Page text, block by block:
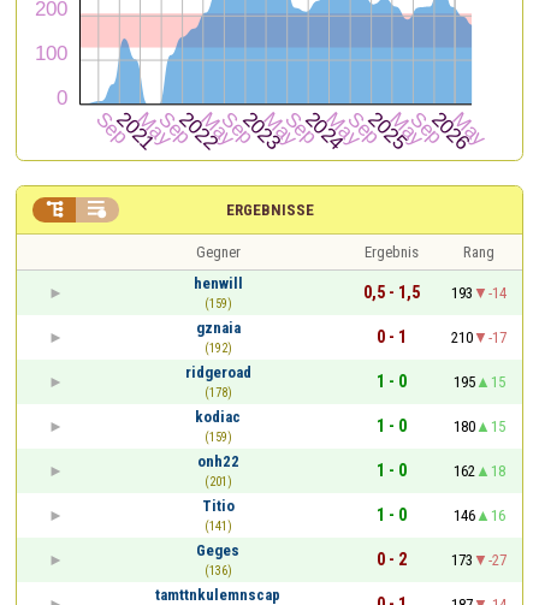
ERGEBNISSE
 
Gegner Ergebnis
Rang
henwill
(159)
0,5 - 1,5 193
-14
gznaia
(192)
0 - 1 210
-17
ridgeroad
(178)
1 - 0 195
15
kodiac
(159)
1 - 0 180
15
onh22
(201)
1 - 0 162
18
Titio
(141)
1 - 0 146
16
Geges
(136)
0 - 2 173
-27
tamttnkulemnscap